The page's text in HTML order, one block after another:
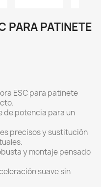
PARA PATINETE
ESC para patinete
de potencia para un
precisos y sustitución
y montaje pensado
suave sin